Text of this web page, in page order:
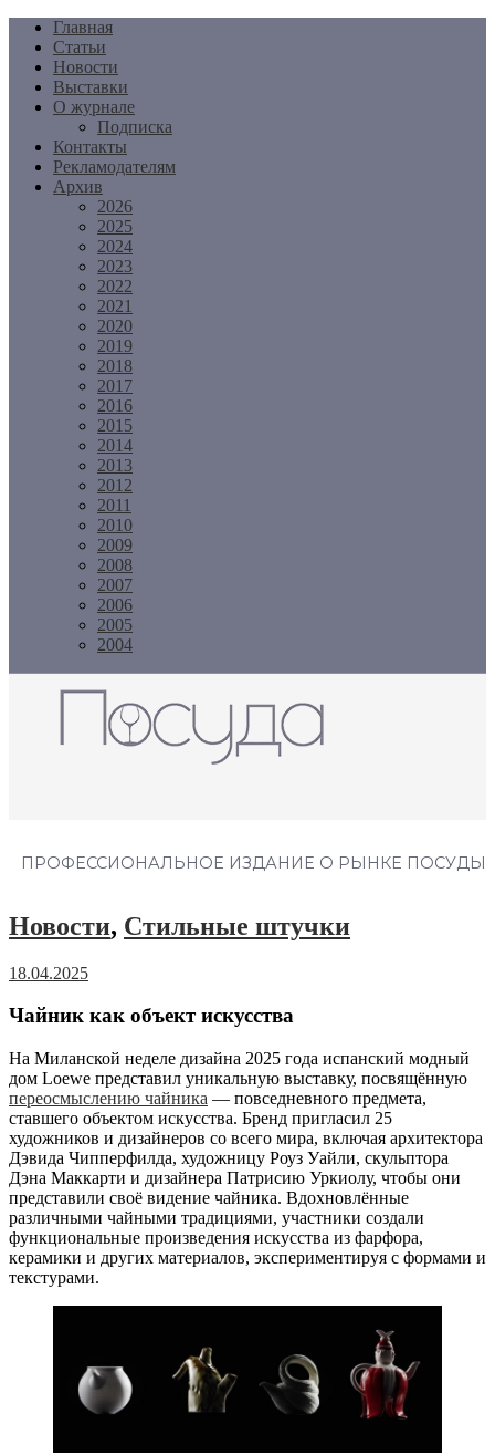
Перейти
содержимому
Главная
Статьи
Новости
Выставки
О журнале
Подписка
Контакты
Рекламодателям
Архив
2026
2025
2024
2023
2022
2021
2020
2019
2018
2017
2016
2015
2014
2013
2012
2011
2010
2009
2008
2007
2006
2005
2004
ПРОФЕССИОНАЛЬНОЕ ИЗДАНИЕ О РЫНКЕ ПОСУДЫ
Новости, Стильные штучки
18.04.2025
Чайник как объект искусства
На Миланской неделе дизайна 2025 года испанский модный
дом Loewe представил уникальную выставку, посвящённую
переосмыслению чайника — повседневного предмета,
ставшего объектом искусства. Бренд пригласил 25
художников и дизайнеров со всего мира, включая архитектора
Дэвида Чипперфилда, художницу Роуз Уайли, скульптора
Дэна Маккарти и дизайнера Патрисию Уркиолу, чтобы они
представили своё видение чайника. Вдохновлённые
различными чайными традициями, участники создали
функциональные произведения искусства из фарфора,
керамики и других материалов, экспериментируя с формами и
текстурами.